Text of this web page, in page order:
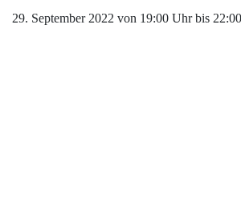
29. September 2022 von 19:00 Uhrbis